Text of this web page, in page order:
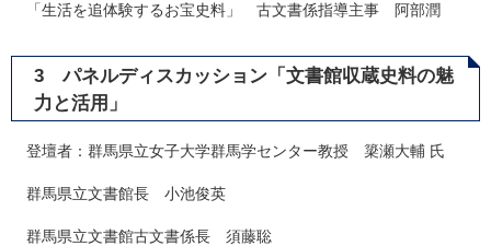
「生活を追体験するお宝史料」 古文書係指導主事 阿部潤
3 パネルディスカッション「文書館収蔵史料の魅
力と活用」
登壇者：群馬県立女子大学群馬学センター教授 簗瀬大輔 氏
群馬県立文書館長 小池俊英
群馬県立文書館古文書係長 須藤聡